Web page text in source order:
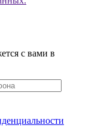
с вами в